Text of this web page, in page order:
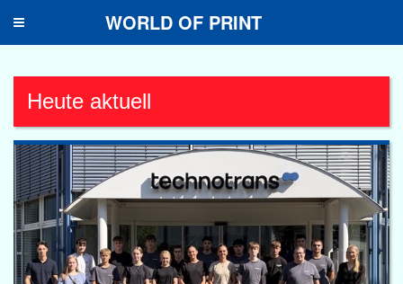
Toggle
WORLD OF PRINT
Heute aktuell